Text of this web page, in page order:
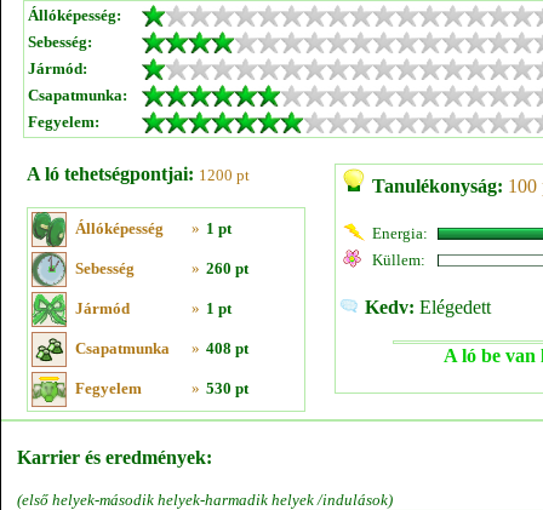
Állóképesség:
Sebesség:
Jármód:
Csapatmunka:
Fegyelem:
A ló tehetségpontjai: 1200 pt
Állóképesség » 1 pt
Sebesség » 260 pt
Jármód » 1 pt
Csapatmunka » 408 pt
Fegyelem » 530 pt
Tanulékonyság: 100
Energia:
Küllem:
Kedv: Elégedett
A ló be van
Karrier és eredmények:
(első helyek-második helyek-harmadik helyek /indulások)